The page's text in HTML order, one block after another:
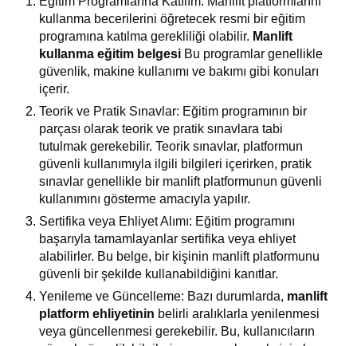
kullanma becerilerini öğretecek resmi bir eğitim
programına katılma gerekliliği olabilir. Manlift
kullanma eğitim belgesi Bu programlar genellikle
güvenlik, makine kullanımı ve bakımı gibi konuları
içerir.
Teorik ve Pratik Sınavlar: Eğitim programının bir
parçası olarak teorik ve pratik sınavlara tabi
tutulmak gerekebilir. Teorik sınavlar, platformun
güvenli kullanımıyla ilgili bilgileri içerirken, pratik
sınavlar genellikle bir manlift platformunun güvenli
kullanımını gösterme amacıyla yapılır.
Sertifika veya Ehliyet Alımı: Eğitim programını
başarıyla tamamlayanlar sertifika veya ehliyet
alabilirler. Bu belge, bir kişinin manlift platformunu
güvenli bir şekilde kullanabildiğini kanıtlar.
Yenileme ve Güncelleme: Bazı durumlarda, manlift
platform ehliyetinin belirli aralıklarla yenilenmesi
veya güncellenmesi gerekebilir. Bu, kullanıcıların